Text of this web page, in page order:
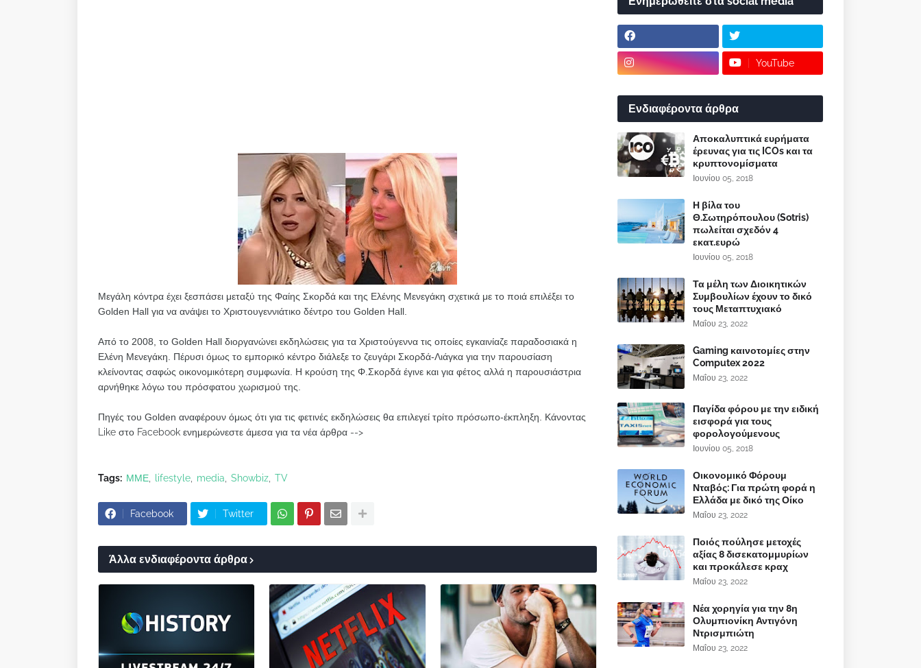
Μεγάλη κόντρα έχει ξεσπάσει μεταξύ της Φαίης Σκορδά και της Ελένης Μενεγάκη σχετικά με το ποιά επιλέξει το
Golden Hall για να ανάψει το Χριστουγεννιάτικο δέντρο του Golden Hall.
Από το 2008, το Golden Hall διοργανώνει εκδηλώσεις για τα Χριστούγεννα τις οποίες εγκαινίαζε παραδοσιακά η
Ελένη Μενεγάκη. Πέρυσι όμως το εμπορικό κέντρο διάλεξε το ζευγάρι Σκορδά-Λιάγκα για την παρουσίαση
κλείνοντας σαφώς οικονομικότερη συμφωνία. Η κρούση της Φ.Σκορδά έγινε και για φέτος αλλά η παρουσιάστρια
αρνήθηκε λόγω του πρόσφατου χωρισμού της.
Πηγές του Golden αναφέρουν όμως ότι για τις φετινές εκδηλώσεις θα επιλεγεί τρίτο πρόσωπο-έκπληξη. Κάνοντας
Like στο Facebook ενημερώνεστε άμεσα για τα νέα άρθρα -->
Tags: ΜΜΕ lifestyle media Showbiz TV
Facebook Twitter
Άλλα ενδιαφέροντα άρθρα
YouTube
Ενδιαφέροντα άρθρα
Αποκαλυπτικά ευρήματα
έρευνας για τις ICOs και τα
κρυπτονομίσματα
Ιουνίου 05, 2018
Η βίλα του
Θ.Σωτηρόπουλου (Sotris)
πωλείται σχεδόν 4
εκατ.ευρώ
Ιουνίου 05, 2018
Τα μέλη των Διοικητικών
Συμβουλίων έχουν το δικό
τους Μεταπτυχιακό
Μαΐου 23, 2022
Gaming καινοτομίες στην
Computex 2022
Μαΐου 23, 2022
Παγίδα φόρου με την ειδική
εισφορά για τους
φορολογούμενους
Ιουνίου 05, 2018
Οικονομικό Φόρουμ
Νταβός: Για πρώτη φορά η
Ελλάδα με δικό της Οίκο
Μαΐου 23, 2022
Ποιός πούλησε μετοχές
αξίας 8 δισεκατομμυρίων
και προκάλεσε κραχ
Μαΐου 23, 2022
Νέα χορηγία για την 8η
Ολυμπιονίκη Αντιγόνη
Ντρισμπιώτη
Μαΐου 23, 2022